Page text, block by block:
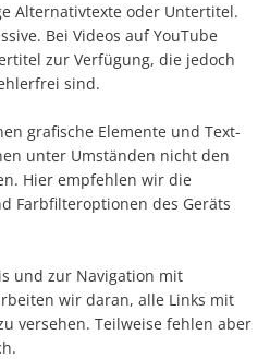
Alternativtexte oder Untertitel.
Bei Videos auf YouTube
zur Verfügung, die jedoch
sind.
grafische Elemente und Text-
unter Umständen nicht den
Hier empfehlen wir die
Farbfilteroptionen des Geräts
und zur Navigation mit
wir daran, alle Links mit
versehen. Teilweise fehlen aber